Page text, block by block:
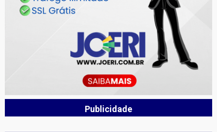
Publicidade